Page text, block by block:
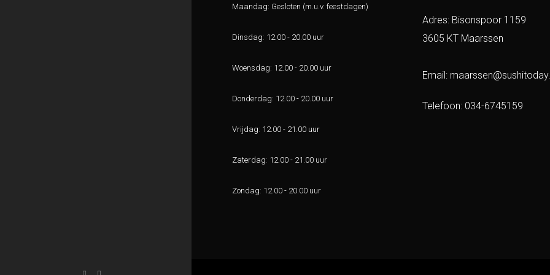
Maandag: Gesloten (m.u.v. feestdagen)
Dinsdag: 12.00 - 20.00 uur
Woensdag: 12.00 - 20.00 uur
Donderdag: 12.00 - 20.00 uur
Vrijdag: 12.00 - 21.00 uur
Zaterdag: 12.00 - 21.00 uur
Zondag: 12.00 - 20.00 uur
Adres: Bisonspoor 1159
3605 KT Maarssen
Email:
Telefoon: 034-6745159